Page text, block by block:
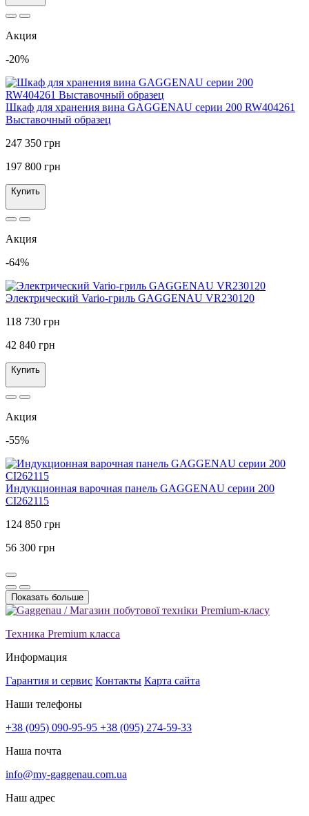
Акция
-20%
Шкаф для хранения вина GAGGENAU серии 200 RW404261
Выставочный образец
247 350 грн
197 800 грн
Купить
Акция
-64%
Электрический Vario-гриль GAGGENAU VR230120
118 730 грн
42 840 грн
Купить
Акция
-55%
Индукционная варочная панель GAGGENAU серии 200
CI262115
124 850 грн
56 300 грн
Показать больше
Техника Premium класса
Информация
Гарантия и сервис Контакты Карта сайта
Наши телефоны
+38 (095) 090-95-95 +38 (095) 274-59-33
Наша почта
info@my-gaggenau.com.ua
Наш адрес